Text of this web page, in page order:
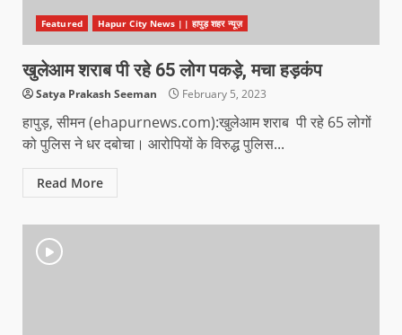
Featured Hapur City News || हापुड़ शहर न्यूज़
खुलेआम शराब पी रहे 65 लोग पकड़े, मचा हड़कंप
Satya Prakash Seeman February 5, 2023
हापुड़, सीमन (ehapurnews.com):खुलेआम शराब पी रहे 65 लोगों
को पुलिस ने धर दबोचा। आरोपियों के विरुद्ध पुलिस...
Read More